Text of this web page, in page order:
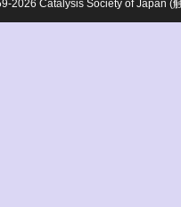
2026 Catalysis Society of Japan (